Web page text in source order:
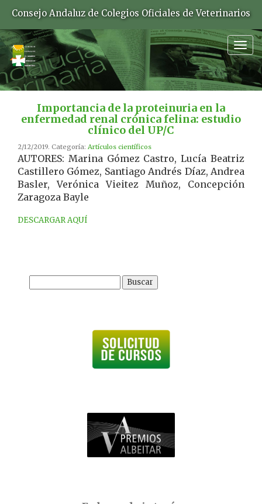
Consejo Andaluz de Colegios Oficiales de Veterinarios
Importancia de la proteinuria en la
enfermedad renal crónica felina: estudio
clínico del UP/C
2/12/2019. Categoría: Artículos científicos
AUTORES: Marina Gómez Castro, Lucía Beatriz
Castillero Gómez, Santiago Andrés Díaz, Andrea
Basler, Verónica Vieitez Muñoz, Concepción
Zaragoza Bayle
DESCARGAR AQUÍ
Buscar: